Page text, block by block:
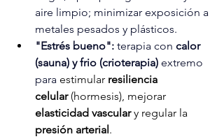
aire limpio; minimizar exposición a
metales pesados y plásticos.
"Estrés bueno": terapia con calor
(sauna) y frio (crioterapia) extremo
para estimular resiliencia
celular (hormesis), mejorar
elasticidad vascular y regular la
presión arterial.